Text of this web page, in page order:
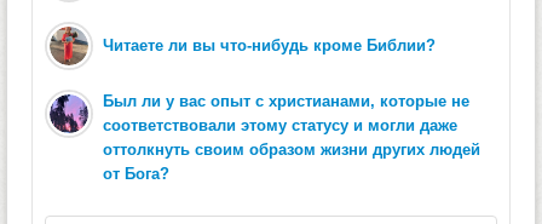
Читаете ли вы что-нибудь кроме Библии?
Был ли у вас опыт с христианами, которые не
соответствовали этому статусу и могли даже
оттолкнуть своим образом жизни других людей
от Бога?